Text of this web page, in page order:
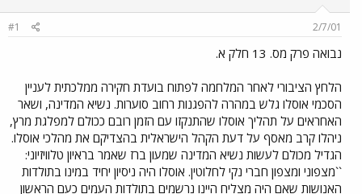
ש
א
ר
2/7/01
#1
נבואה פרק מס. 13 חלק א.
הלחץ הציבורי לאחר המלחמה לפתוח בועדת חקירה ממלכתית לעניין
הסכמי אוסלו גלש במהרה להפגנות רחוב סוערות. נשיא המדינה, ושאר
האחראים על תהליך אוסלו שהתנקזו עם הזמן רובם ככולם למפלגת מרץ,
ניהלו קרב מאסף על דעת הקהל הישראלית בהצדיקם את מהלכי אוסלו.
הגדיל מכולם לעשות נשיא המדינה שמעון ברז שאמר בראיון טלוויזיוני:
``מצפוני ומצפון חברי נקי לחלוטין. אוסלו היה ניסיון יחיד במינו בתולדות
האנושות שאם היה מצליח היינו נרשמים בתולדות העמים כעם הראשון